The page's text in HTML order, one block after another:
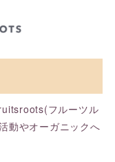
フルーツル
動やオーガニックへ